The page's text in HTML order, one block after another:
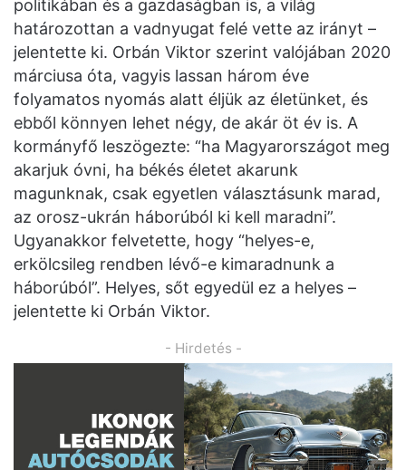
politikában és a gazdaságban is, a világ
határozottan a vadnyugat felé vette az irányt –
jelentette ki. Orbán Viktor szerint valójában 2020
márciusa óta, vagyis lassan három éve
folyamatos nyomás alatt éljük az életünket, és
ebből könnyen lehet négy, de akár öt év is. A
kormányfő leszögezte: “ha Magyarországot meg
akarjuk óvni, ha békés életet akarunk
magunknak, csak egyetlen választásunk marad,
az orosz-ukrán háborúból ki kell maradni”.
Ugyanakkor felvetette, hogy “helyes-e,
erkölcsileg rendben lévő-e kimaradnunk a
háborúból”. Helyes, sőt egyedül ez a helyes –
jelentette ki Orbán Viktor.
- Hirdetés -